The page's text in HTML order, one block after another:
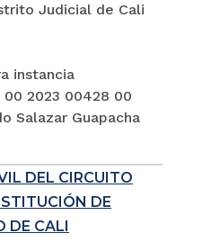
Judicial de Cali
instancia
00 2023 00428 00
Salazar Guapacha
DEL CIRCUITO
DE
DE CALI